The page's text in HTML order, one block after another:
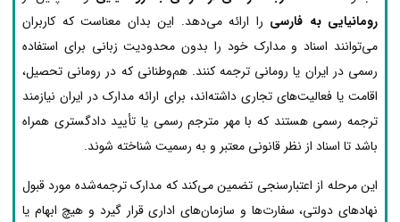
رومانیایی به فارسی را ارائه می‌دهد. این بدان معناست که کاربران
می‌توانند اسناد و مدارک خود را بدون محدودیت زبانی برای استفاده
رسمی در ایران یا رومانی ترجمه کنند. هم‌وطنانی که در رومانی تحصیل،
اقامت یا فعالیت‌های تجاری داشته‌اند، برای ارائه مدارک در ایران نیازمند
ترجمه رسمی هستند که با مهر مترجم رسمی یا تأیید دادگستری همراه
باشد تا اسناد از نظر قانونی معتبر و به رسمیت شناخته شوند.
این مرحله از اعتبارسنجی تضمین می‌کند که مدارک ترجمه‌شده مورد قبول
نهادهای دولتی، سفارت‌ها و سازمان‌های اداری قرار گیرد و هیچ ابهام یا